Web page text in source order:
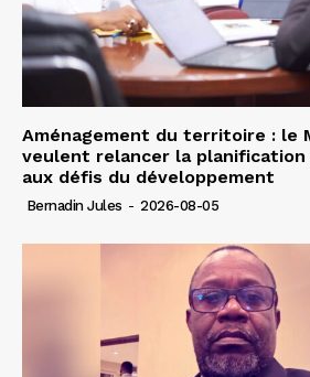
Aménagement du territoire : le
veulent relancer la planification
aux défis du développement
Bernadin Jules - 2026-08-05